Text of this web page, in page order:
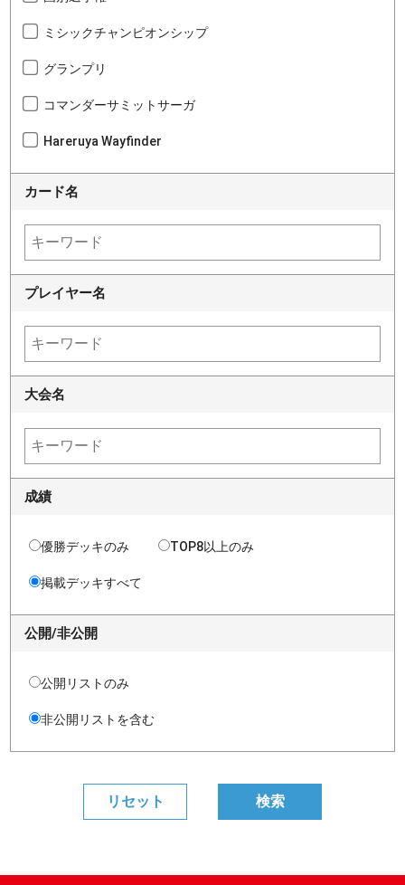
ミシックチャンピオンシップ
グランプリ
コマンダーサミットサーガ
Hareruya Wayfinder
カード名
プレイヤー名
大会名
成績
優勝デッキのみ TOP8以上のみ
掲載デッキすべて
公開/非公開
公開リストのみ
非公開リストを含む